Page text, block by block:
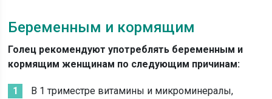
Беременным и кормящим
Голец рекомендуют употреблять беременным и
кормящим женщинам по следующим причинам:
В 1 триместре витамины и микроминералы,